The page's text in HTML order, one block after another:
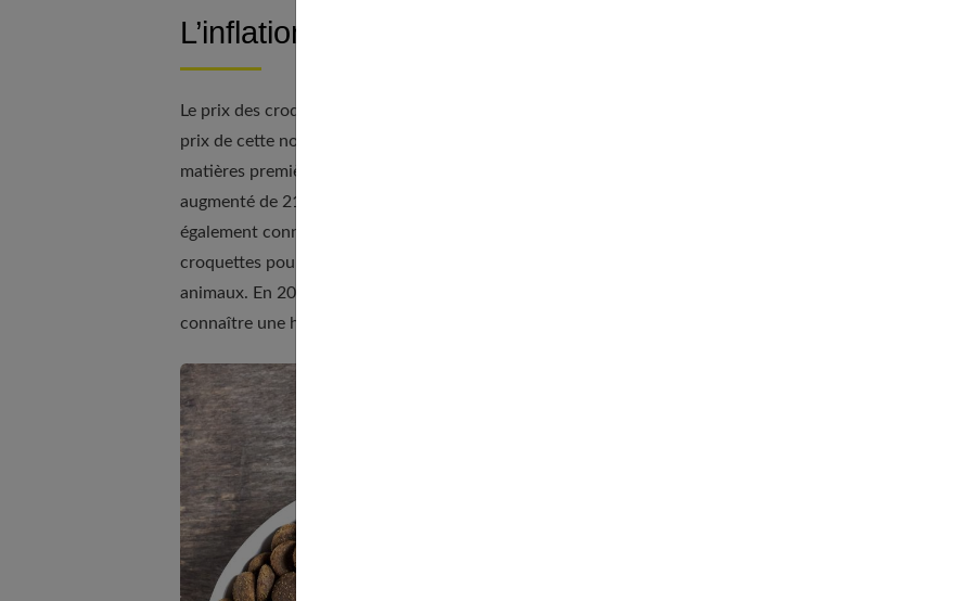
L’inflation touche jusqu’aux croquettes pour votre chien
Le prix des croquettes pour animaux, dont les chiens, a connu une hausse d'environ 13 % en 2022. Si le
prix de cette nourriture a connu une telle hausse, c'est notamment en raison de la hausse du prix des
matières premières. Selon le site officiel Agreste, en seulement un an, le prix de la volaille aurait
augmenté de 21,2 %, le prix du porc de 25,5 % et le prix du bœuf de 49 %. Le prix des céréales a
également connu une hausse de 66 %, et ce, depuis le début de la guerre en Ukraine. Les producteurs de
croquettes pour chiens n'ont donc pas eu d'autre choix que d'augmenter le prix des croquettes pour
animaux. En 2023, le prix des
connaître une hausse comprise entre 41 et 43 %.